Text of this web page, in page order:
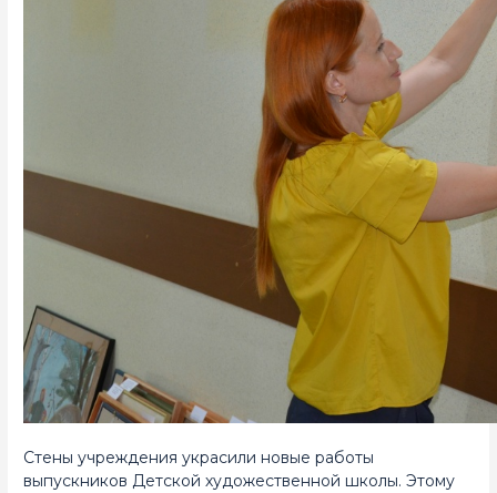
Стены учреждения украсили новые работы
выпускников Детской художественной школы. Этому